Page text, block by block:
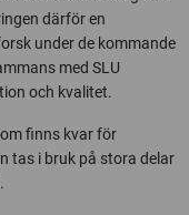
därför en
under de kommande
med SLU
och kvalitet.
finns kvar för
tas i bruk på stora delar